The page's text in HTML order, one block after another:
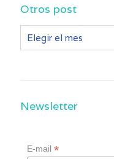
Otros post
post
Newsletter
E-mail*